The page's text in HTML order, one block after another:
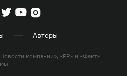
Авторы
компании», «PR» и «Факт»